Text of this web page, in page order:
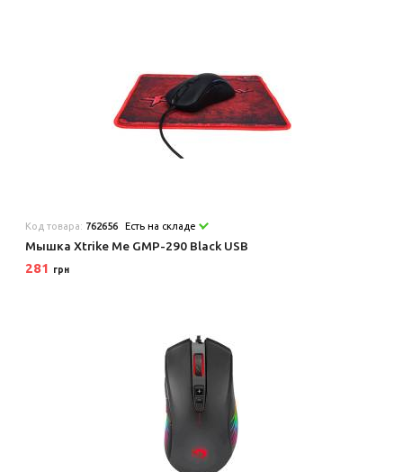
Код товара: 762656 Есть на складе
Мышка Xtrike Me GMP-290 Black USB
281 грн